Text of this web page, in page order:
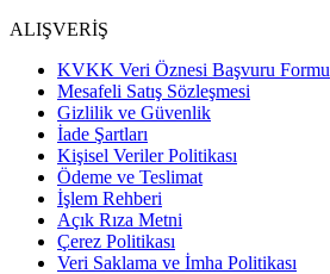
ALIŞVERİŞ
KVKK Veri Öznesi Başvuru Formu
Mesafeli Satış Sözleşmesi
Gizlilik ve Güvenlik
İade Şartları
Kişisel Veriler Politikası
Ödeme ve Teslimat
İşlem Rehberi
Açık Rıza Metni
Çerez Politikası
Veri Saklama ve İmha Politikası